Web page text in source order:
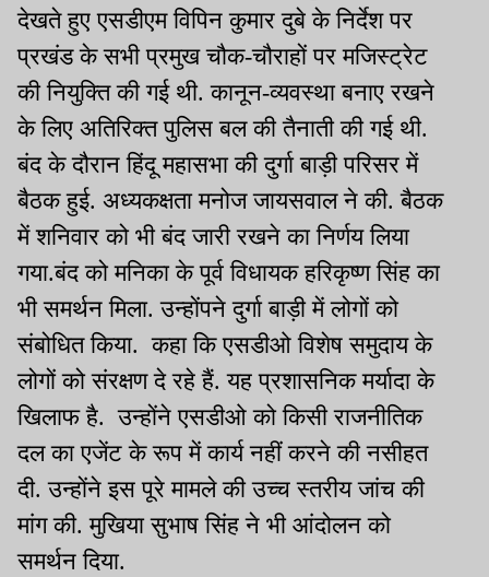
देखते हुए एसडीएम विपिन कुमार दुबे के निर्देश पर
प्रखंड के सभी प्रमुख चौक-चौराहों पर मजिस्ट्रेट
की नियुक्ति की गई थी. कानून-व्यवस्था बनाए रखने
के लिए अतिरिक्त पुलिस बल की तैनाती की गई थी.
बंद के दौरान हिंदू महासभा की दुर्गा बाड़ी परिसर में
बैठक हुई. अध्यकक्षता मनोज जायसवाल ने की. बैठक
में शनिवार को भी बंद जारी रखने का निर्णय लिया
गया.बंद को मनिका के पूर्व विधायक हरिकृष्ण सिंह का
भी समर्थन मिला. उन्होंपने दुर्गा बाड़ी में लोगों को
संबोधित किया. कहा कि एसडीओ विशेष समुदाय के
लोगों को संरक्षण दे रहे हैं. यह प्रशासनिक मर्यादा के
खिलाफ है. उन्होंने एसडीओ को किसी राजनीतिक
दल का एजेंट के रूप में कार्य नहीं करने की नसीहत
दी. उन्होंने इस पूरे मामले की उच्च स्तरीय जांच की
मांग की. मुखिया सुभाष सिंह ने भी आंदोलन को
समर्थन दिया.